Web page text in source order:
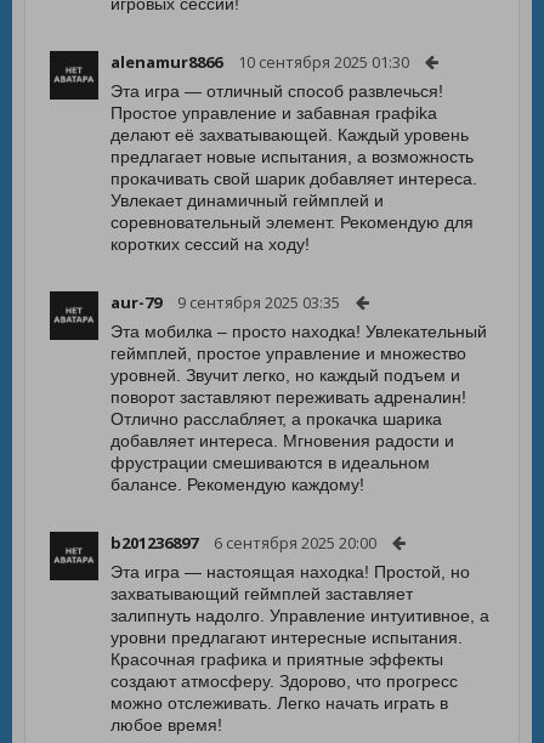
alenamur8866 10 сентября 2025 01:30
Эта игра — отличный способ развлечься!
Простое управление и забавная графika
делают её захватывающей. Каждый уровень
предлагает новые испытания, а возможность
прокачивать свой шарик добавляет интереса.
Увлекает динамичный геймплей и
соревновательный элемент. Рекомендую для
коротких сессий на ходу!
aur-79 9 сентября 2025 03:35
Эта мобилка – просто находка! Увлекательный
геймплей, простое управление и множество
уровней. Звучит легко, но каждый подъем и
поворот заставляют переживать адреналин!
Отлично расслабляет, а прокачка шарика
добавляет интереса. Мгновения радости и
фрустрации смешиваются в идеальном
балансе. Рекомендую каждому!
b201236897 6 сентября 2025 20:00
Эта игра — настоящая находка! Простой, но
захватывающий геймплей заставляет
залипнуть надолго. Управление интуитивное, а
уровни предлагают интересные испытания.
Красочная графика и приятные эффекты
создают атмосферу. Здорово, что прогресс
можно отслеживать. Легко начать играть в
любое время!